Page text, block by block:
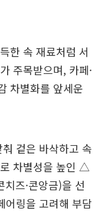
한 속 재료처럼 서
주목받으며, 카페·
차별화를 앞세운
겉은 바삭하고 속
차별성을 높인 △
즈·콘앙금)을 선
어링을 고려해 부담